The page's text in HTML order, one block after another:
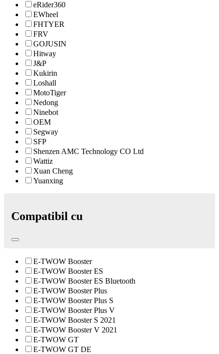
eRider360
EWheel
FHTYER
FRV
GOJUSIN
Hitway
J&P
Kukirin
Loshall
MotoTiger
Nedong
Ninebot
OEM
Segway
SFP
Shenzen AMC Technology CO Ltd
Wattiz
Xuan Cheng
Yuanxing
Compatibil cu
E-TWOW Booster
E-TWOW Booster ES
E-TWOW Booster ES Bluetooth
E-TWOW Booster Plus
E-TWOW Booster Plus S
E-TWOW Booster Plus V
E-TWOW Booster S 2021
E-TWOW Booster V 2021
E-TWOW GT
E-TWOW GT DE